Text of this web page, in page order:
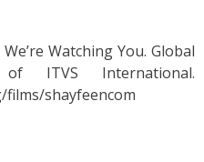
Watching You. Global
of ITVS International.
shayfeencom